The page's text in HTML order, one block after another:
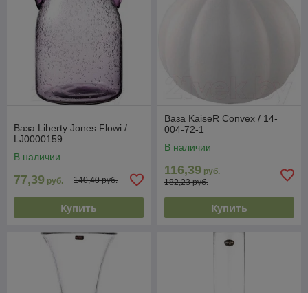
Ваза Liberty Jones Flowi /
LJ0000159
В наличии
77,39 руб. 140,40 руб.
Купить
Ваза KaiseR Convex / 14-
004-72-1
В наличии
116,39 руб.
182,23 руб.
Купить